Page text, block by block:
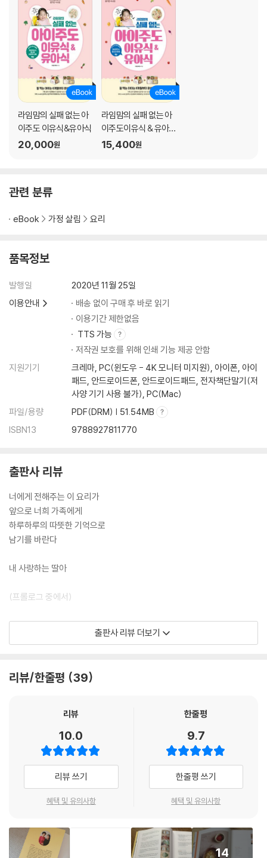
육개장
닭개장
닭볶음탕
해물탕
꽃게탕
우럭매운탕
알탕
들깨 버섯탕
전복 삼계탕
만두전골
쇠고기 버섯전골
돼지등갈비찜
수육
깻잎찜
꽈리고추찜 무침
돼지고기장조림
닭봉강정
갈치조림
두부 무조림
새송이 메추리알장조림
우엉조림
연근조림
콩조림
고추장 멸치볶음
오징어실채볶음
감자볶음
소시지 채소볶음
묵은지볶음
쇠고기 오이볶음
가지 돼지고기볶음
라임맘의 실패 없는 아
이주도 이유식&유아식
20,000원
라임맘의 실패 없는 아
이주도이유식 & 유아
식
15,400원
관련 분류
eBook 가정 살림 요리
품목정보
발행일
2020년 11월 25일
이용안내
배송 없이 구매 후 바로 읽기
이용기간 제한없음
TTS 가능
저작권 보호를 위해 인쇄 기능 제공 안함
지원기기
크레마, PC(윈도우 - 4K 모니터 미지원), 아이폰, 아이
패드, 안드로이드폰, 안드로이드패드, 전자책단말기(저
사양 기기 사용 불가), PC(Mac)
파일/용량
PDF(DRM) | 51.54MB
ISBN13
9788927811770
출판사 리뷰
너에게 전해주는 이 요리가
앞으로 너희 가족에게
하루하루의 따뜻한 기억으로
남기를 바란다
내 사랑하는 딸아
(프롤로그 중에서)
엄마와 딸이 직접 써내려간, 3대가 함께 보는 레시피북!
간 요리선생님으로 일을 하고, 2007년부터 14년간 네이버 블로그 ‘요리
레시피를 전파해왔다. ‘맛있는 밥만 차려줬을 뿐인데’라며 겸손하게 말하
화제가 되기도 했다.
그 ‘서울대 간’ 딸이 결혼을 하고 엄마처럼 요리를 배워 조금 다른 방식으로
대중들과 소통하기 시작했다. 3년 넘는 기간 동안 이유식 관련 인스타그램
을 운영하고, 누적된 콘텐츠로 『라임맘의 실패 없는 아이주도 이유식 & 유
되었지만 한식을 만들 때면 여전히 확신이 서질 않아 수시로 엄마에게 물
어보고, 엄마는 “넌 아직 멀었어.” 웃으며 이런저런 조언을 해준다고.
출판사 리뷰 더보기
리뷰/한줄평 39
리뷰
10.0
리뷰 쓰기
혜택 및 유의사항
한줄평
9.7
한줄평 쓰기
혜택 및 유의사항
14